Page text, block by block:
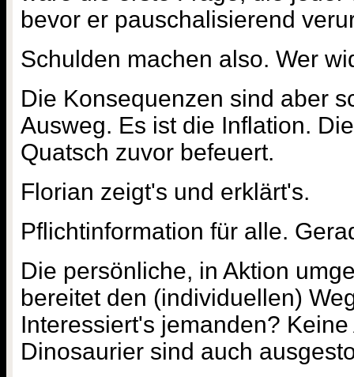
bevor er pauschalisierend
Schulden machen also. Wer
Die Konsequenzen sind aber
Ausweg. Es ist die Inflation.
Quatsch zuvor befeuert.
Florian zeigt's und erklärt's.
Pflichtinformation für alle.
Die persönliche, in Aktion
bereitet den (individuellen)
Interessiert's jemanden?
Dinosaurier sind auch